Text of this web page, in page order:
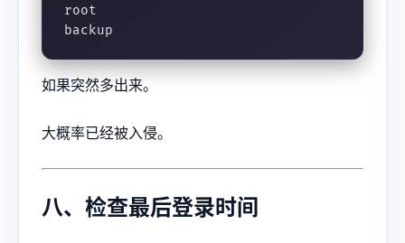
root
backup
如果突然多出来。
大概率已经被入侵。
八、检查最后登录时间